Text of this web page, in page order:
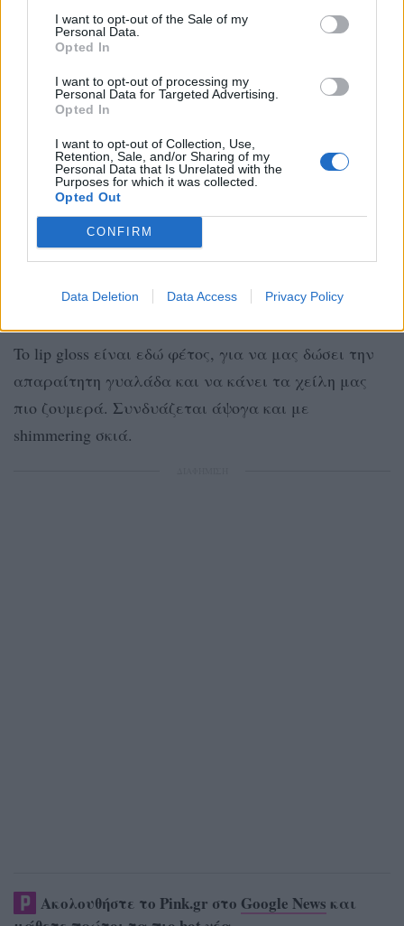
I want to opt-out of the Sale of my
Personal Data.
Opted In
I want to opt-out of processing my
Personal Data for Targeted Advertising.
Opted In
I want to opt-out of Collection, Use,
Retention, Sale, and/or Sharing of my
Personal Data that Is Unrelated with the
Purposes for which it was collected.
Opted Out
CONFIRM
Data Deletion Data Access Privacy Policy
Δείτε αυτή τη δημοσίευση στο Instagram.
To lip gloss είναι εδώ φέτος, για να μας δώσει την
απαραίτητη γυαλάδα και να κάνει τα χείλη μας
πιο ζουμερά. Συνδυάζεται άψογα και με
shimmering σκιά.
Ακολουθήστε το Pink.gr στο Google News και